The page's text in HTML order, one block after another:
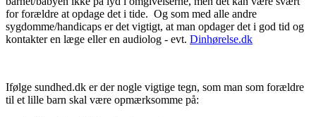
for forældre at opdage det i tide. Og som med alle andre
sygdomme/handicaps er det vigtigt, at man opdager det i god tid og
kontakter en læge eller en audiolog - evt. Dinhørelse.dk
Ifølge sundhed.dk er der nogle vigtige tegn, som man som forældre
til et lille barn skal være opmærksomme på: